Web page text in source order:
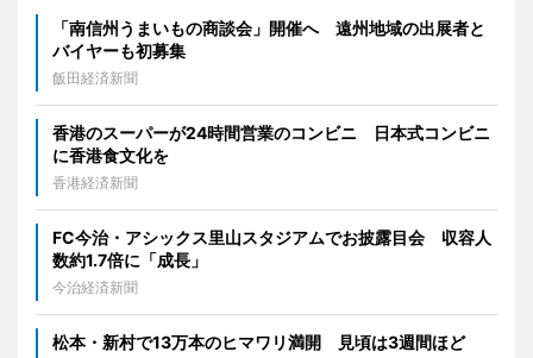
「南信州うまいもの商談会」開催へ 遠州地域の出展者と
バイヤーも初募集
飯田経済新聞
香港のスーパーが24時間営業のコンビニ 日本式コンビニ
に香港食文化を
香港経済新聞
FC今治・アシックス里山スタジアムでお披露目会 収容人
数約1.7倍に「成長」
今治経済新聞
松本・新村で13万本のヒマワリ満開 見頃は3週間ほど